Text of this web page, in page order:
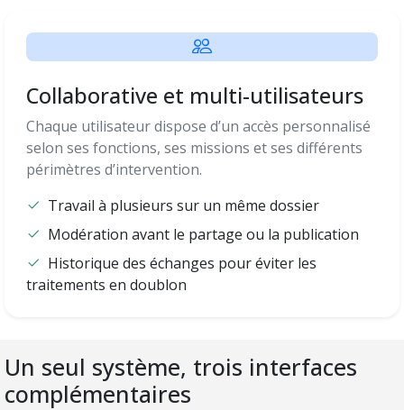
Collaborative et multi-utilisateurs
Chaque utilisateur dispose d’un accès personnalisé
selon ses fonctions, ses missions et ses différents
périmètres d’intervention.
Travail à plusieurs sur un même dossier
Modération avant le partage ou la publication
Historique des échanges pour éviter les
traitements en doublon
Un seul système, trois interfaces
complémentaires